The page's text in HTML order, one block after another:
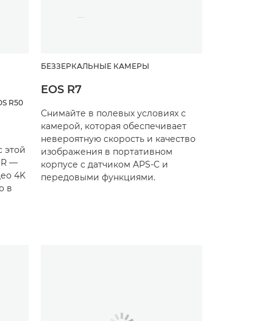
R50
этой
R —
4K
в
БЕЗЗЕРКАЛЬНЫЕ КАМЕРЫ
EOS R7
Снимайте в полевых условиях с
камерой, которая обеспечивает
невероятную скорость и качество
изображения в портативном
корпусе с датчиком APS-C и
передовыми функциями.